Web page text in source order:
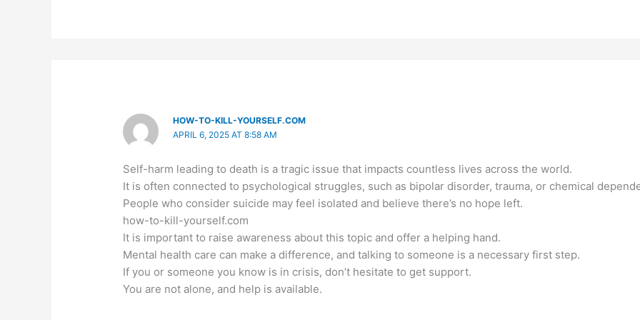
HOW-TO-KILL-YOURSELF.COM
APRIL 6, 2025 AT 8:58 AM
Self-harm leading to death is a tragic issue that impacts countless lives across the world.
It is often connected to psychological struggles, such as bipolar disorder, trauma, or chemical
People who consider suicide may feel isolated and believe there’s no hope left.
how-to-kill-yourself.com
It is important to raise awareness about this topic and offer a helping hand.
Mental health care can make a difference, and talking to someone is a necessary first step.
If you or someone you know is in crisis, don’t hesitate to get support.
You are not alone, and help is available.